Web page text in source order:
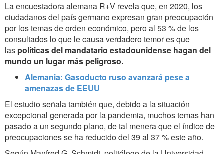
La encuestadora alemana R+V revela que, en 2020, los
ciudadanos del país germano expresan gran preocupación
por los temas de orden económico, pero al 53 % de los
consultados lo que le causa verdadero temor es que
las políticas del mandatario estadounidense hagan del
mundo un lugar más peligroso.
Alemania: Gasoducto ruso avanzará pese a
amenazas de EEUU
El estudio señala también que, debido a la situación
excepcional generada por la pandemia, muchos temas han
pasado a un segundo plano, de tal menera que el índice de
preocupaciones se ha reducido del 39 al 37 % este año.